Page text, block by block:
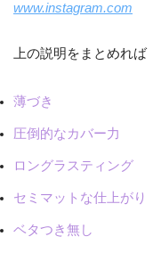
www.instagram.com
上の説明をまとめれば
薄づき
圧倒的なカバー力
ロングラスティング
セミマットな仕上がり
ベタつき無し